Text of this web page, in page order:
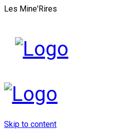
Les Mine'Rires
Skip to content